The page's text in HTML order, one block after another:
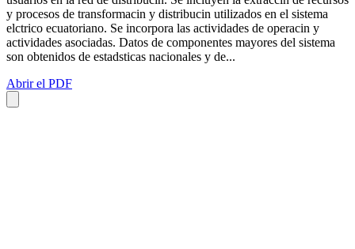
y procesos de transformacin y distribucin utilizados en el sistema
elctrico ecuatoriano. Se incorpora las actividades de operacin y
actividades asociadas. Datos de componentes mayores del sistema
son obtenidos de estadsticas nacionales y de...
Abrir el PDF